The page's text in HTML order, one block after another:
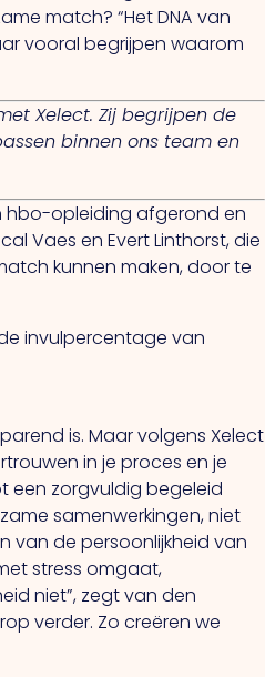
match?“HetDNA van
vooral begrijpen waarom
Xelect.Zijbegrijpen de
binnen ons team en
hbo-opleiding afgerond en
Vaes en Evert Linthorst, die
kunnen maken, door te
invulpercentage van
is. Maar volgens Xelect
in je proces en je
een zorgvuldig begeleid
samenwerkingen, niet
van de persoonlijkheid van
stress omgaat,
niet”, zegt van den
verder. Zocreëren we